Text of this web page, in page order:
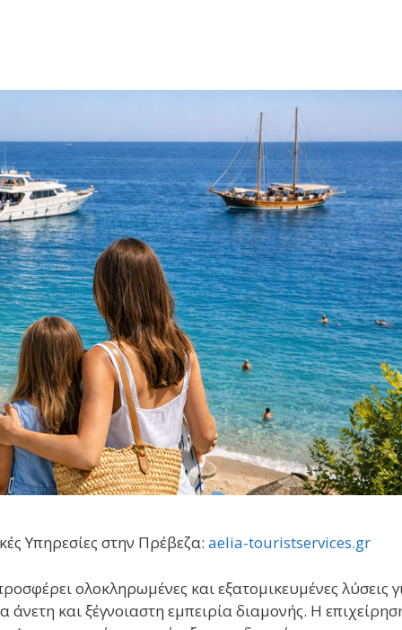
Υπηρεσίες στην Πρέβεζα: aelia-touristservices.gr
ολοκληρωμένες και εξατομικευμένες λύσεις
άνετη και ξέγνοιαστη εμπειρία διαμονής. Η